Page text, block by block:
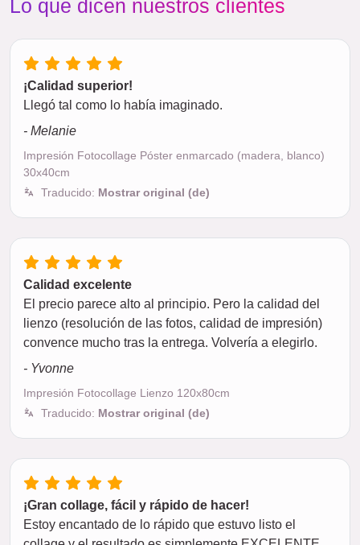
Lo que dicen nuestros clientes
¡Calidad superior!
Llegó tal como lo había imaginado.
- Melanie
Impresión Fotocollage Póster enmarcado (madera, blanco)
30x40cm
Traducido: Mostrar original (de)
Calidad excelente
El precio parece alto al principio. Pero la calidad del
lienzo (resolución de las fotos, calidad de impresión)
convence mucho tras la entrega. Volvería a elegirlo.
- Yvonne
Impresión Fotocollage Lienzo 120x80cm
Traducido: Mostrar original (de)
¡Gran collage, fácil y rápido de hacer!
Estoy encantado de lo rápido que estuvo listo el